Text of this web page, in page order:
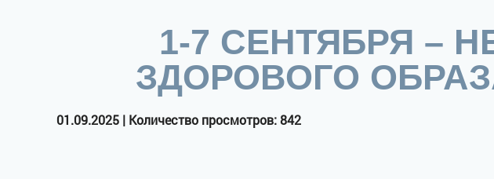
1-7 СЕНТЯБРЯ –
ЗДОРОВОГО
01.09.2025 | Количество просмотров: 842